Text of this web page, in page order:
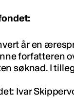
år en
forfatteren
søknad. I
Ivar